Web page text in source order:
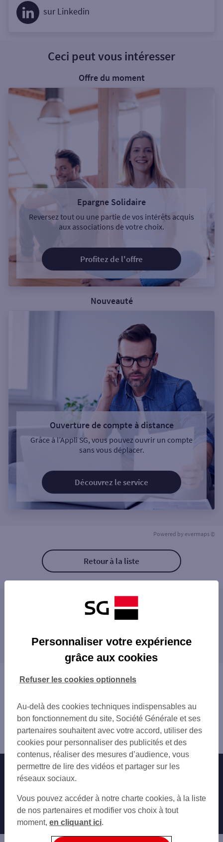
sur Linkedin
Ceci peut vous intéresser
Offre du moment
Epargne Solidaire
Reversez tout ou une partie de vos intérêts acquis
aux associations de votre choix.
Profitez de l'offre
Nouveauté
Ouverture de compte à distance
Grâce à l’Appli SG, vous pouvez ouvrir un compte
sans vous déplacer.
Découvrez le service
Powered by evermaps ©
Retour à la liste
Les distributeurs/automates à proximité
NANTES 19 RUE DE STRASBOURG
GARE SNCF NANTES NORD
NANTES 10 PL ROYALE
NANTES ROYALE
NANTES VIARME TALENSAC
GARE SNCF NANTES SUD
NANTES DELORME
NANTES DELORME
GARE SNCF NANTES NORD
NANTES 26 MAIL PABLO PICASSO
NANTES REPUBLIQUE
NANTES IMM LE CINQ 5 PL ANATOLE FRA
NANTES 2 BD HENRY ORRION
NANTES 5 BD VICTOR HUGO
SUPER U NANTES DALBY
proximité
SAINTE-LUCE-SUR-LOIRE
BOUGUENAIS
ORVAULT
VERTOU
LA CHAPELLE-SUR-ERDRE
CARQUEFOU
COUËRON
Vous êtes ici : Accueil
Nantes
Distributeur/automate NANTES 3 PL SAINT PIERRE
Nos engagements Nous contacter
Autres sites SG
Professionnels
Entreprises
Personnaliser votre expérience
grâce aux cookies
Au-delà des cookies techniques indispensables au
bon fonctionnement du site, Société Générale et ses
partenaires souhaitent avec votre accord, utiliser des
cookies pour personnaliser des publicités et des
contenus, réaliser des mesures d’audience, vous
permettre de lire des vidéos et partager sur les
réseaux sociaux.
Vous pouvez accéder à notre charte cookies, à la liste
de nos partenaires et modifier vos choix à tout
moment, en cliquant ici.
Refuser les cookies optionnels